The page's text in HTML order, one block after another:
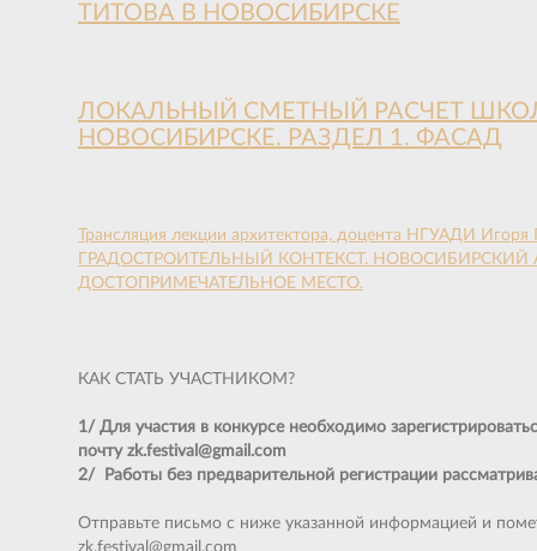
ТИТОВА В НОВОСИБИРСКЕ
ЛОКАЛЬНЫЙ СМЕТНЫЙ РАСЧЕТ
НОВОСИБИРСКЕ. РАЗДЕЛ 1. ФАСАД
Трансляция лекции архитектора, доцента НГУАДИ Игоря
ГРАДОСТРОИТЕЛЬНЫЙ КОНТЕКСТ.
ДОСТОПРИМЕЧАТЕЛЬНОЕ МЕСТО.
КАК СТАТЬ УЧАСТНИКОМ?
1/ Для участия в конкурсе необходимо
почту zk.festival@gmail.com
2/ Работы без предварительной регистрации
Отправьте письмо с ниже указанной информацией и
zk.festival@gmail.com